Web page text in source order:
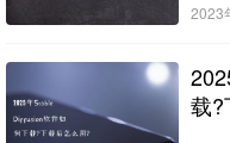
2023
载?